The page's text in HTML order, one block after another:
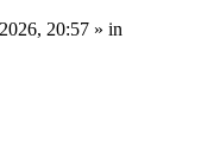
20:57 » in